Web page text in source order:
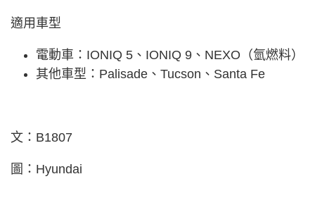
適用車型
電動車：IONIQ 5、IONIQ 9、NEXO（氫燃料）
其他車型：Palisade、Tucson、Santa Fe
文：B1807
圖：Hyundai